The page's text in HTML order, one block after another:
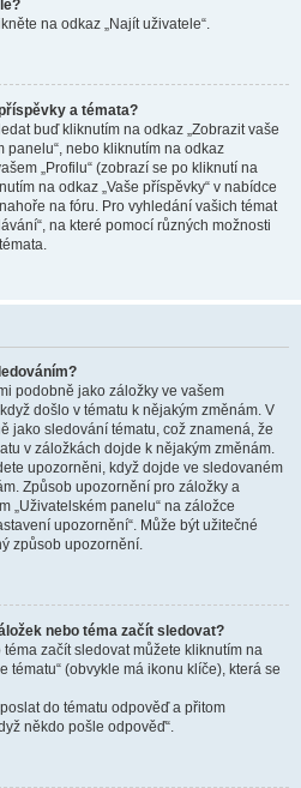
na odkaz „Najít uživatele“.
a témata?
buď kliknutím na odkaz „Zobrazit vaše
panelu“, nebo kliknutím na odkaz
„Profilu“ (zobrazí se po kliknutí na
na odkaz „Vaše příspěvky“ v nabídce
na fóru. Pro vyhledání vašich témat
na které pomocí různých možnosti
podobně jako záložky ve vašem
došlo v tématu k nějakým změnám. V
jako sledování tématu, což znamená, že
v záložkách dojde k nějakým změnám.
upozorněni, když dojde ve sledovaném
Způsob upozornění pro záložky a
„Uživatelském panelu“ na záložce
upozornění“. Může být užitečné
způsob upozornění.
nebo téma začít sledovat?
začít sledovat můžete kliknutím na
tématu“ (obvykle má ikonu klíče), která se
do tématu odpověď a přitom
někdo pošle odpověď“.